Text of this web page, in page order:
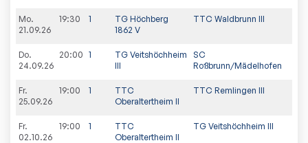
Mo.
21.09.26
19:30 1
TG Höchberg
1862 V
TTC Waldbrunn III
Do.
24.09.26
20:00 1
TG Veitshöchheim
III
SC
Roßbrunn/Mädelhofen
Fr.
25.09.26
19:00 1
TTC
Oberaltertheim II
TTC Remlingen III
Fr.
02.10.26
19:00 1
TTC
Oberaltertheim II
TG Veitshöchheim III